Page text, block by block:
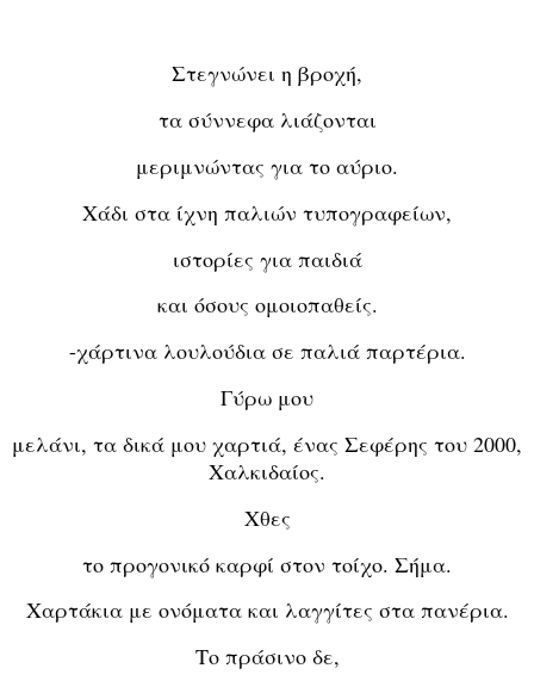
Στεγνώνει η βροχή,
τα σύννεφα λιάζονται
μεριμνώντας για το αύριο.
Χάδι στα ίχνη παλιών τυπογραφείων,
ιστορίες για παιδιά
και όσους ομοιοπαθείς.
-χάρτινα λουλούδια σε παλιά παρτέρια.
Γύρω μου
μελάνι, τα δικά μου χαρτιά, ένας Σεφέρης του 2000,
Χαλκιδαίος.
Χθες
το προγονικό καρφί στον τοίχο. Σήμα.
Χαρτάκια με ονόματα και λαγγίτες στα πανέρια.
Το πράσινο δε,